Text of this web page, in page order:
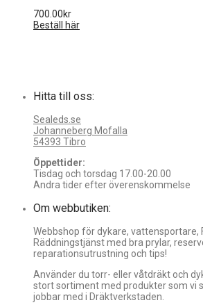
700.00kr
Beställ här
Hitta till oss:
Sealeds.se
Johanneberg Mofalla
54393 Tibro
Öppettider:
Tisdag och torsdag 17.00-20.00
Andra tider efter överenskommelse
Om webbutiken:
Webbshop för dykare, vattensportare,
Räddningstjänst med bra prylar,
reparationsutrustning och tips!
Använder du torr- eller våtdräkt och
stort sortiment med produkter som vi
jobbar med i Dräktverkstaden.